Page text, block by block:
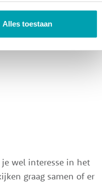
Alles toestaan
wel interesse in het
graag samen of er